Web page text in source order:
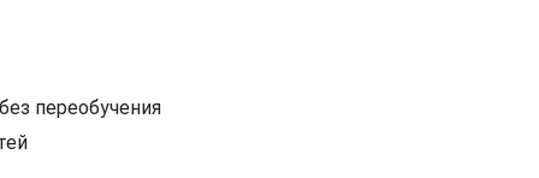
переобучения